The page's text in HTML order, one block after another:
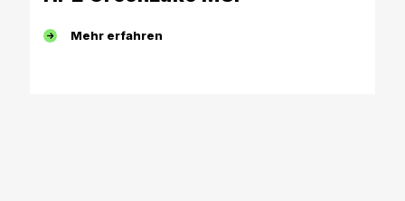
Mehr erfahren